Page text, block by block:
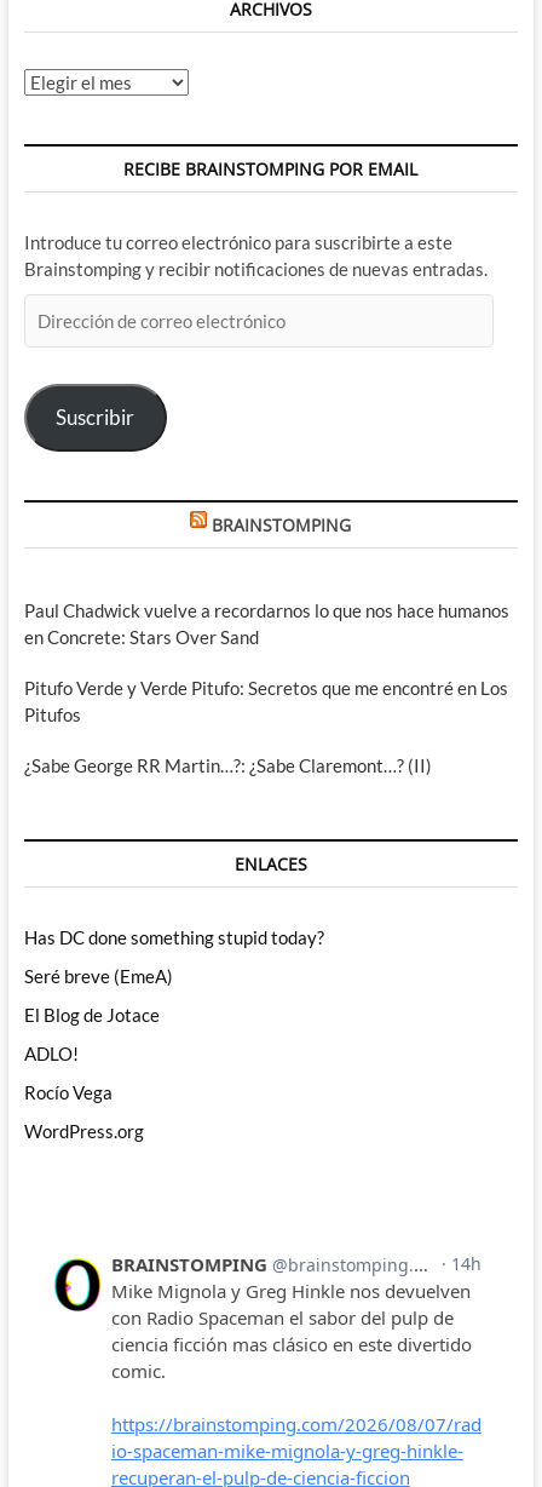
ARCHIVOS
Archivos
RECIBE BRAINSTOMPING POR EMAIL
Introduce tu correo electrónico para suscribirte a este
Brainstomping y recibir notificaciones de nuevas entradas.
de
electrónico
Suscribir
BRAINSTOMPING
Paul Chadwick vuelve a recordarnos lo que nos hace humanos
en Concrete: Stars Over Sand
Pitufo Verde y Verde Pitufo: Secretos que me encontré en Los
Pitufos
¿Sabe George RR Martin…?: ¿Sabe Claremont…? (II)
ENLACES
Has DC done something stupid today?
Seré breve (EmeA)
El Blog de Jotace
ADLO!
Rocío Vega
WordPress.org